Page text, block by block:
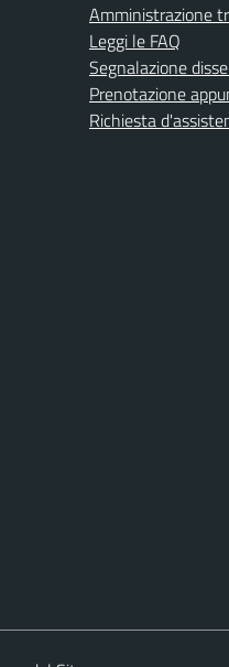
Amministrazione
Leggi le FAQ
Segnalazione
Prenotazione
Richiesta